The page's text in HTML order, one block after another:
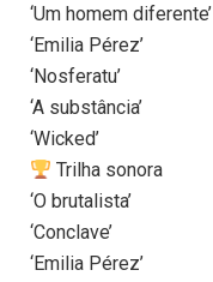
‘Um homem diferente’
‘Emilia Pérez’
‘Nosferatu’
‘A substância’
‘Wicked’
Trilha sonora
‘O brutalista’
‘Conclave’
‘Emilia Pérez’